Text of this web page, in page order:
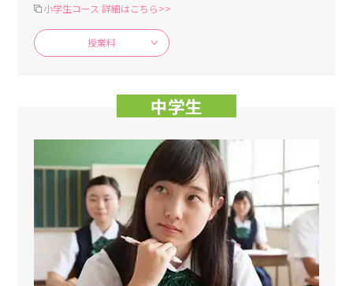
小学生コース 詳細はこちら>>
授業料
中学生